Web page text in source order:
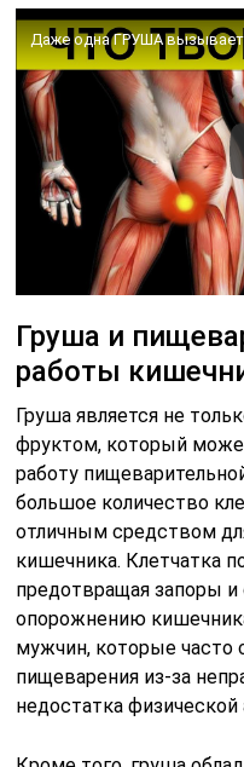
Груша и
работы
Груша является не
фруктом, который
работу
большое количество
отличным средством
кишечника. Клетчатка
предотвращая запоры и
опорожнению
мужчин, которые часто
пищеварения из-за
недостатка физической